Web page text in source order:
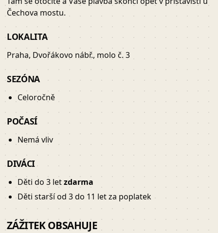
Čechova mostu.
LOKALITA
Praha, Dvořákovo nábř., molo č. 3
SEZÓNA
Celoročně
POČASÍ
Nemá vliv
DIVÁCI
Děti do 3 letzdarma
Děti starší od 3 do 11 let za poplatek
ZÁŽITEK OBSAHUJE